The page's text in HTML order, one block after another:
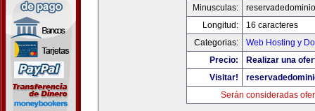
Minusculas:
Longitud:
16 caracteres
Categorias:
Web Hosting y
Precio:
Realizar una
Visitar!
Serán consideradas